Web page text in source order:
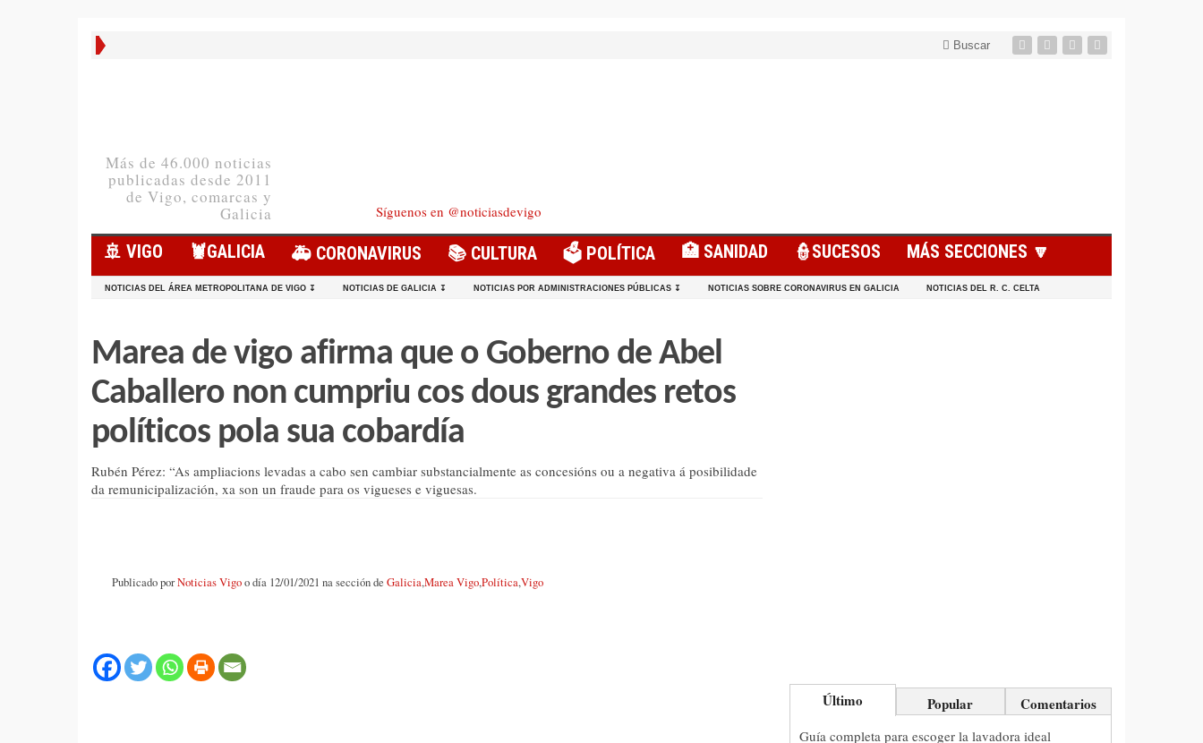
Buscar
Más de 46.000 noticias
publicadas desde 2011
de Vigo, comarcas y
Galicia
Síguenos en @noticiasdevigo
🚢 VIGO 🦞️GALICIA 🚑 CORONAVIRUS 📚 CULTURA 🗳️ POLÍTICA 🏥 SANIDAD 👮SUCESOS MÁS SECCIONES 🔽
NOTICIAS DEL ÁREA METROPOLITANA DE VIGO ↧ NOTICIAS DE GALICIA ↧ NOTICIAS POR ADMINISTRACIONES PÚBLICAS ↧ NOTICIAS SOBRE CORONAVIRUS EN GALICIA NOTICIAS DEL R. C. CELTA
Marea de vigo afirma que o Goberno de Abel
Caballero non cumpriu cos dous grandes retos
políticos pola sua cobardía
Rubén Pérez: “As ampliacions levadas a cabo sen cambiar substancialmente as concesións ou a negativa á posibilidade
da remunicipalización, xa son un fraude para os vigueses e viguesas.
Publicado porNoticias Vigoo día 12/01/2021 na sección de Galicia,Marea Vigo,Política,Vigo
Último Popular Comentarios
Guía completa para escoger la lavadora ideal